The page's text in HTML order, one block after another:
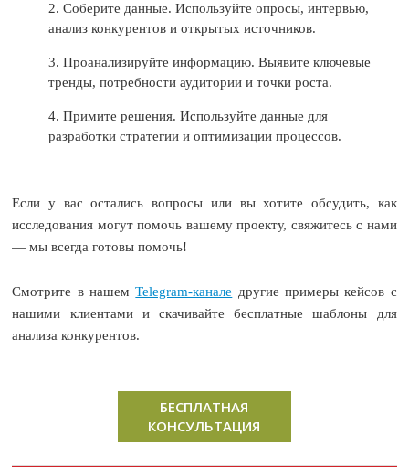
2. Соберите данные. Используйте опросы, интервью,
анализ конкурентов и открытых источников.
3. Проанализируйте информацию. Выявите ключевые
тренды, потребности аудитории и точки роста.
4. Примите решения. Используйте данные для
разработки стратегии и оптимизации процессов.
Если у вас остались вопросы или вы хотите обсудить, как
исследования могут помочь вашему проекту, свяжитесь с нами
— мы всегда готовы помочь!
Смотрите в нашемTelegram-канале другие примеры кейсов с
нашими клиентами и скачивайте бесплатные шаблоны для
анализа конкурентов.
БЕСПЛАТНАЯ
КОНСУЛЬТАЦИЯ